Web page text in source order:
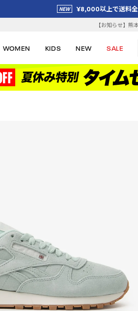
¥8,000以上で送料
【お知らせ】熊
WOMEN KIDS NEW SALE